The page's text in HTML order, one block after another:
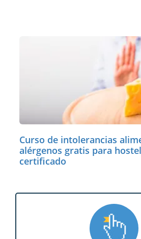
Curso de intolerancias
alérgenos gratis para
certificado